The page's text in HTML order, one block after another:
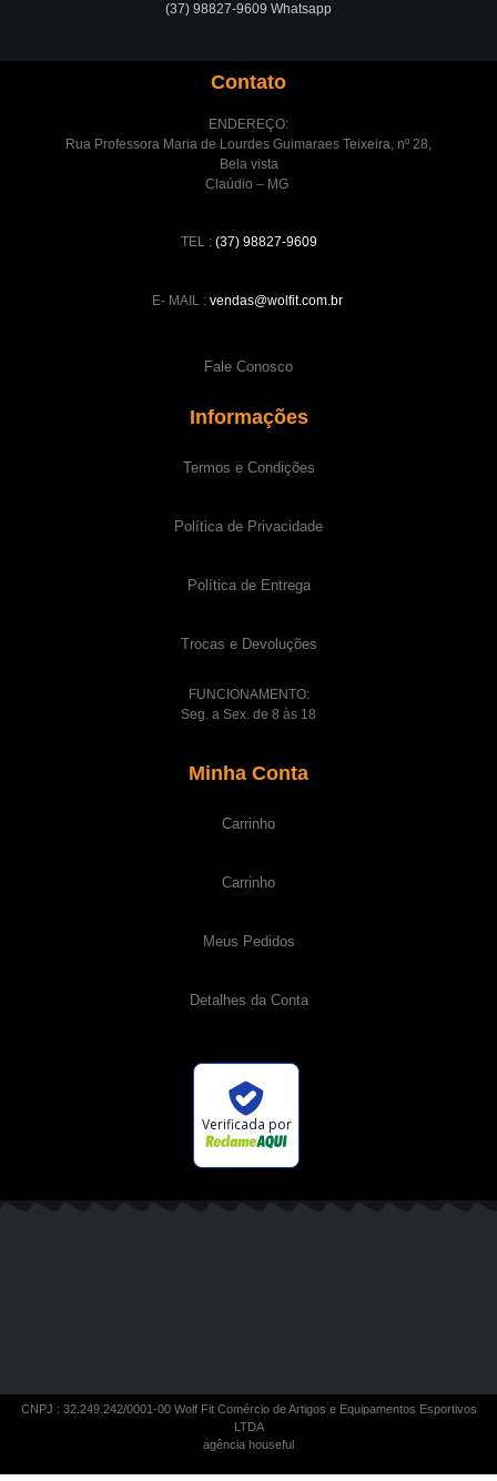
(37) 98827-9609 Whatsapp
Contato
ENDEREÇO:
Rua Professora Maria de Lourdes Guimaraes Teixeira, nº 28,
Bela vista
Claúdio – MG
TEL : (37) 98827-9609
E- MAIL : vendas@wolfit.com.br
Fale Conosco
Informações
Termos e Condições
Política de Privacidade
Política de Entrega
Trocas e Devoluções
FUNCIONAMENTO:
Seg. a Sex. de 8 às 18
Minha Conta
Carrinho
Carrinho
Meus Pedidos
Detalhes da Conta
Verificada por
CNPJ : 32.249.242/0001-00 Wolf Fit Comércio de Artigos e Equipamentos Esportivos
LTDA
agência houseful